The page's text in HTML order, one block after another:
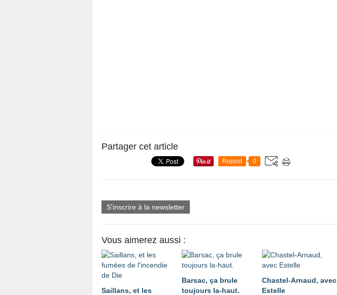
Partager cet article
Repost 0
S'inscrire à la newsletter
Vous aimerez aussi :
Saillans, et les
Barsac, ça brule
toujours la-haut.
Chastel-Arnaud, avec
Estelle